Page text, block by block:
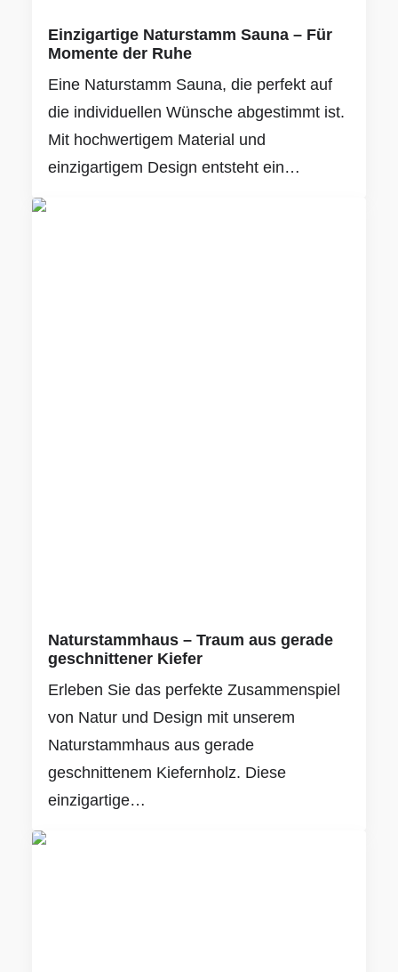
Einzigartige Naturstamm Sauna – Für
Momente der Ruhe
Eine Naturstamm Sauna, die perfekt auf
die individuellen Wünsche abgestimmt ist.
Mit hochwertigem Material und
einzigartigem Design entsteht ein…
Naturstammhaus – Traum aus gerade
geschnittener Kiefer
Erleben Sie das perfekte Zusammenspiel
von Natur und Design mit unserem
Naturstammhaus aus gerade
geschnittenem Kiefernholz. Diese
einzigartige…